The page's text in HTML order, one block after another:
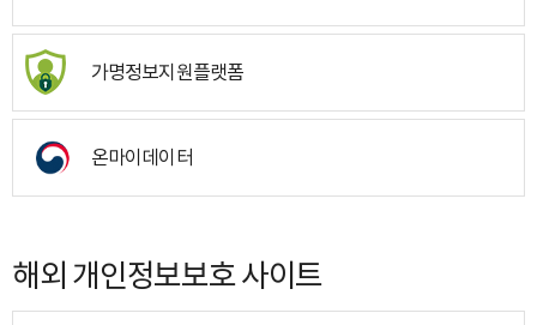
가명정보지원플랫폼
온마이데이터
해외 개인정보보호 사이트